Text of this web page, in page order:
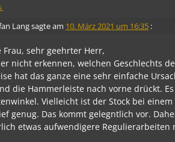
↓
Langsagte am 10. März 2021 um 16:35 :
Frau, sehr geehrter Herr,
nicht erkennen, welchen Geschlechts
hat das ganze eine sehr einfache
die Hammerleiste nach vorne drückt.
Vielleicht ist der Stock bei
genug. Das kommt gelegntlich vor.
etwas aufwendigere Regulierarbeiten